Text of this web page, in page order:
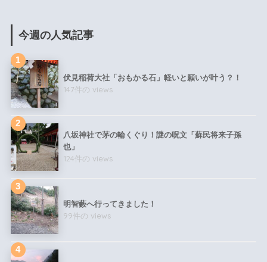
今週の人気記事
伏見稲荷大社「おもかる石」軽いと願いが叶う？！
147件の views
八坂神社で茅の輪くぐり！謎の呪文「蘇民将来子孫
也」
124件の views
明智藪へ行ってきました！
99件の views